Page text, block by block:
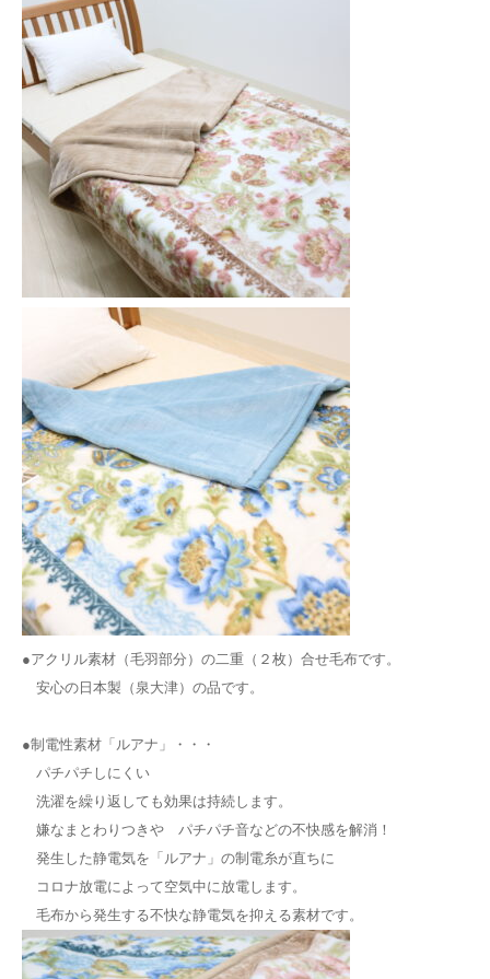
●アクリル素材（毛羽部分）の二重（２枚）合せ毛布です。
安心の日本製（泉大津）の品です。
●制電性素材「ルアナ」・・・
パチパチしにくい
洗濯を繰り返しても効果は持続します。
嫌なまとわりつきや パチパチ音などの不快感を解消！
発生した静電気を「ルアナ」の制電糸が直ちに
コロナ放電によって空気中に放電します。
毛布から発生する不快な静電気を抑える素材です。